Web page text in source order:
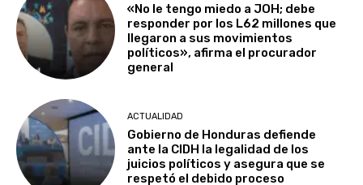
«No le tengo miedo a JOH; debe
responder por los L62 millones que
llegaron a sus movimientos
políticos», afirma el procurador
general
ACTUALIDAD
Gobierno de Honduras defiende
ante la CIDH la legalidad de los
juicios políticos y asegura que se
respetó el debido proceso